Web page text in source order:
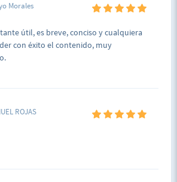
Morales
útil, es breve, conciso y cualquiera
con éxito el contenido, muy
ROJAS